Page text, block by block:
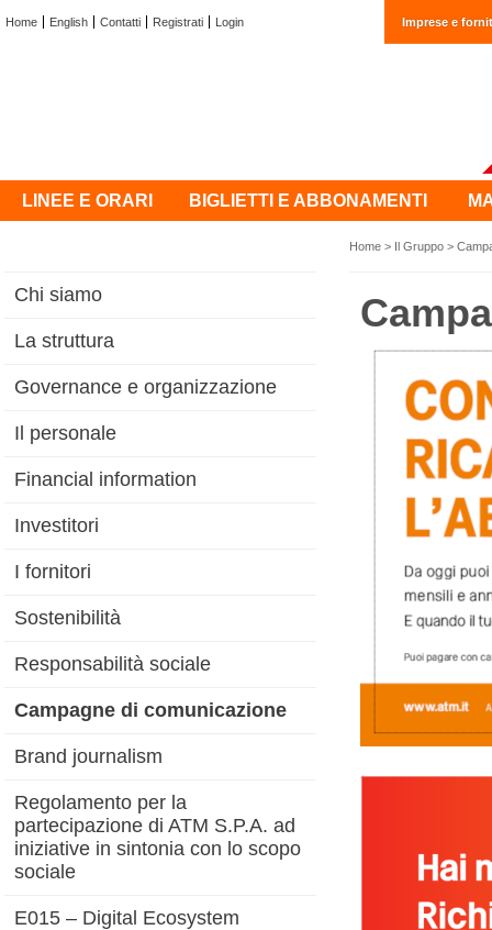
Home English Contatti Registrati Login Imprese e
LINEE E ORARI BIGLIETTI E ABBONAMENTI
Home > Il Gruppo >
Chi siamo
La struttura
Governance e organizzazione
Il personale
Financial information
Investitori
I fornitori
Sostenibilità
Responsabilità sociale
Campagne di comunicazione
Brand journalism
Regolamento per la
partecipazione di ATM S.P.A. ad
iniziative in sintonia con lo scopo
sociale
E015 – Digital Ecosystem